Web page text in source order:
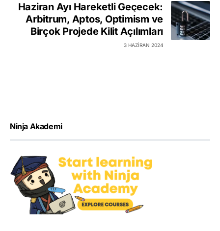
Haziran Ayı Hareketli Geçecek:
Arbitrum, Aptos, Optimism ve
Birçok Projede Kilit Açılımları
3 HAZIRAN 2024
Ninja Akademi